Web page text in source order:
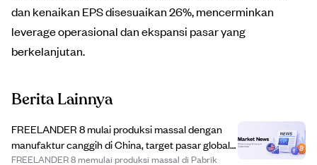
dan kenaikan EPS disesuaikan 26%, mencerminkan
leverage operasional dan ekspansi pasar yang
berkelanjutan.
Berita Lainnya
FREELANDER 8 mulai produksi massal dengan
manufaktur canggih di China, target pasar global
termasuk Timur Tengah.
FREELANDER 8 memulai produksi massal di Pabrik